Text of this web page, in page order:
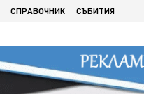
СПРАВОЧНИК СЪБИТИЯ